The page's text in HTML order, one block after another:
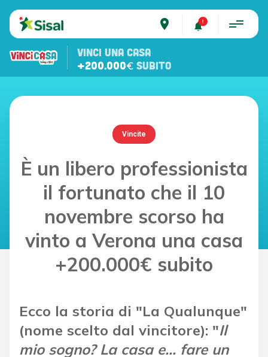
place
VINCI UNA CASA
+200.000€ SUBITO
Vincite
È un libero professionista
il fortunato che il 10
novembre scorso ha
vinto a Verona una casa
+200.000€ subito
Ecco la storia di "La Qualunque"
(nome scelto dal vincitore): "Il
mio sogno? La casa e... fare un